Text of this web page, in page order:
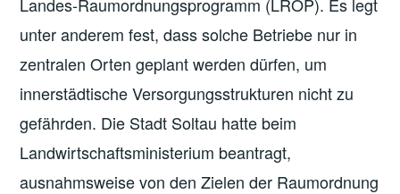
unter anderem fest, dass solche Betriebe nur in
zentralen Orten geplant werden dürfen, um
innerstädtische Versorgungsstrukturen nicht zu
gefährden. Die Stadt Soltau hatte beim
Landwirtschaftsministerium beantragt,
ausnahmsweise von den Zielen der Raumordnung